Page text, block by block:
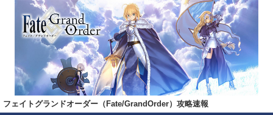
フェイトグランドオーダー（Fate/GrandOrder）攻略速報